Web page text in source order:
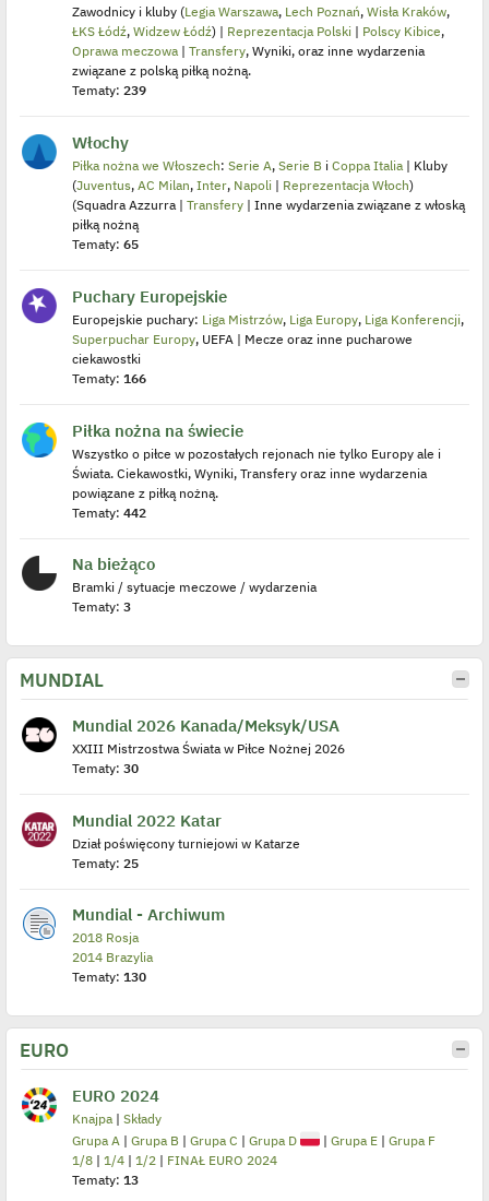
Zawodnicy i kluby (Legia Warszawa, Lech Poznań, Wisła Kraków,
ŁKS Łódź, Widzew Łódź) | Reprezentacja Polski | Polscy Kibice,
Oprawa meczowa| Transfery, Wyniki, oraz inne wydarzenia
związane z polską piłką nożną.
Tematy: 239
Włochy
Piłka nożna we Włoszech: Serie A, Serie B i Coppa Italia| Kluby
(Juventus, AC Milan, Inter, Napoli | Reprezentacja Włoch)
(Squadra Azzurra | Transfery | Inne wydarzenia związane z włoską
piłką nożną
Tematy: 65
Puchary Europejskie
Europejskie puchary: Liga Mistrzów, Liga Europy, Liga Konferencji,
Superpuchar Europy, UEFA | Mecze oraz inne pucharowe
ciekawostki
Tematy: 166
Piłka nożna na świecie
Wszystko o piłce w pozostałych rejonach nie tylko Europy ale i
Świata. Ciekawostki, Wyniki, Transfery oraz inne wydarzenia
powiązane z piłką nożną.
Tematy: 442
Na bieżąco
Bramki / sytuacje meczowe / wydarzenia
Tematy: 3
MUNDIAL
Mundial 2026 Kanada/Meksyk/USA
XXIII Mistrzostwa Świata w Piłce Nożnej 2026
Tematy: 30
Mundial 2022 Katar
Dział poświęcony turniejowi w Katarze
Tematy: 25
Mundial - Archiwum
2018 Rosja
2014 Brazylia
Tematy: 130
EURO
EURO 2024
Knajpa| Składy
Grupa A | Grupa B | Grupa C | Grupa D | Grupa E | Grupa F
1/8 | 1/4 | 1/2 | FINAŁ EURO 2024
Tematy: 13